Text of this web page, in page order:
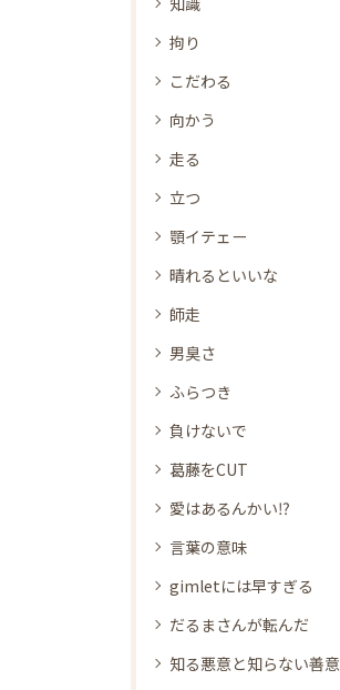
拘り
こだわる
向かう
走る
立つ
顎イテェー
晴れるといいな
師走
男臭さ
ふらつき
負けないで
葛藤をCUT
愛はあるんかい⁉
言葉の意味
gimletには早すぎる
だるまさんが転んだ
知る悪意と知らない善意